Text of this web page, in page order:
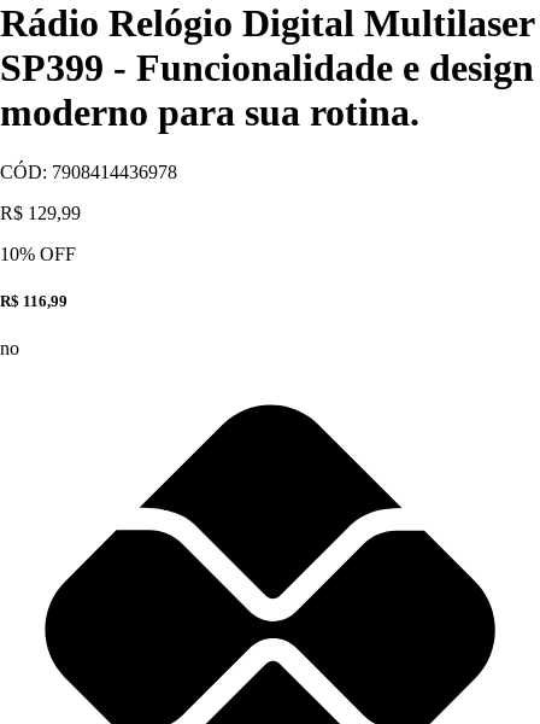
Rádio Relógio Digital Multilaser
SP399 - Funcionalidade e design
moderno para sua rotina.
CÓD: 7908414436978
R$ 129,99
10% OFF
R$ 116,99
no